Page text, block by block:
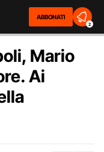
ABBONATI
2
Mario
Ai